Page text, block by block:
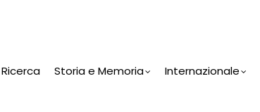
Ricerca Storia e Memoria Internazionale